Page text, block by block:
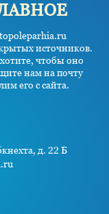
источников.
чтобы оно
нам на почту
его с сайта.
д. 22 Б